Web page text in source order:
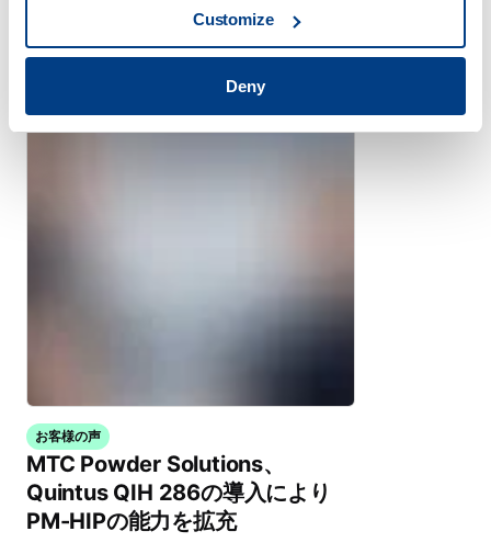
Customize
Deny
クイントゥス・キャピタル社製
お客様の声
MTC Powder Solutions、
Quintus QIH 286の導入により
PM-HIPの能力を拡充